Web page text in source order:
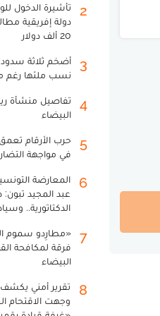
2
دولة إفريقية
20 ألف دولار
3
أضخم ثلاثة
نسب ملئها رغم
4
تفاصيل منشأة
البيضاء
5
حرب الأرقام
في مواجهة
6
المعارضة
عبد المجيد
الدكتاتورية..
7
«مطارِدو سموم
فرقة لمكافحة
البيضاء
8
تقرير أمني يكشف
وجهت الاقتحام